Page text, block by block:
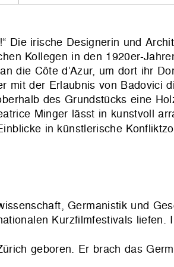
Die irische Designerin und
Kollegen in den 1920er-
die Côte d’Azur, um dort ihr
mit der Erlaubnis von Badovici
des Grundstücks eine
Minger lässt in kunstvoll
in künstlerische
Germanistik und
Kurzfilmfestivals
geboren. Er brach das